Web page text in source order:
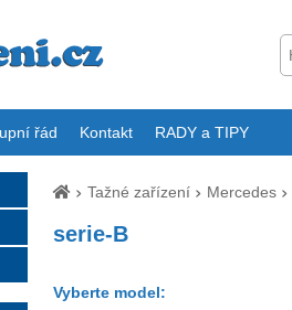
řád Kontakt RADY a TIPY
Tažné zařízení Mercedes
serie-B
Vyberte model: